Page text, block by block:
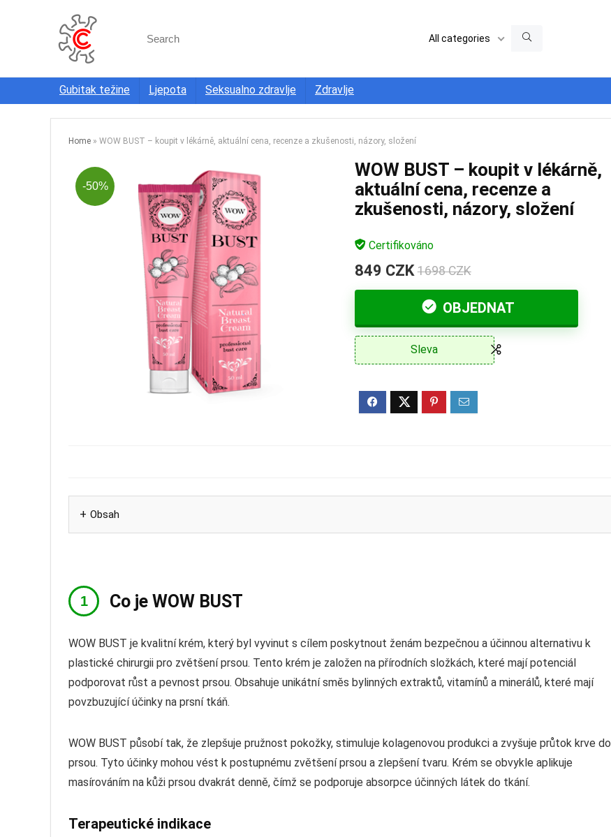
for:
All categories
Gubitak težine Ljepota Seksualno zdravlje Zdravlje
Home » WOW BUST – koupit v lékárně, aktuální cena, recenze a zkušenosti, názory, složení
-50%
WOW BUST – koupit v lékárně,
aktuální cena, recenze a
zkušenosti, názory, složení
Certifikováno
849 CZK 1698 CZK
OBJEDNAT
Sleva
Obsah
Co je WOW BUST
WOW BUST je kvalitní krém, který byl vyvinut s cílem poskytnout ženám bezpečnou a účinnou alternativu k
plastické chirurgii pro zvětšení prsou. Tento krém je založen na přírodních složkách, které mají potenciál
podporovat růst a pevnost prsou. Obsahuje unikátní směs bylinných extraktů, vitamínů a minerálů, které mají
povzbuzující účinky na prsní tkáň.
WOW BUST působí tak, že zlepšuje pružnost pokožky, stimuluje kolagenovou produkci a zvyšuje průtok krve do
prsou. Tyto účinky mohou vést k postupnému zvětšení prsou a zlepšení tvaru. Krém se obvykle aplikuje
masírováním na kůži prsou dvakrát denně, čímž se podporuje absorpce účinných látek do tkání.
Terapeutické indikace